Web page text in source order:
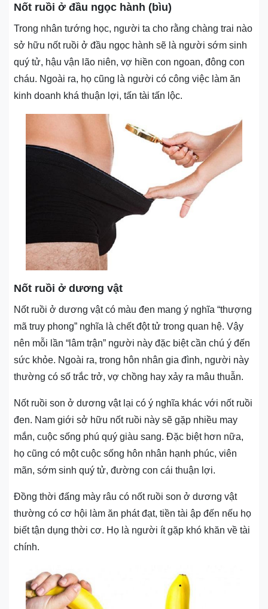
Nốt ruồi ở đầu ngọc hành (bìu)
Trong nhân tướng học, người ta cho rằng chàng trai nào
sở hữu nốt ruồi ở đầu ngọc hành sẽ là người sớm sinh
quý tử, hậu vận lão niên, vợ hiền con ngoan, đông con
cháu. Ngoài ra, họ cũng là người có công việc làm ăn
kinh doanh khá thuận lợi, tấn tài tấn lộc.
Nốt ruồi ở dương vật
Nốt ruồi ở dương vật có màu đen mang ý nghĩa “thượng
mã truy phong” nghĩa là chết đột tử trong quan hệ. Vậy
nên mỗi lần “lâm trận” người này đặc biệt cần chú ý đến
sức khỏe. Ngoài ra, trong hôn nhân gia đình, người này
thường có số trắc trở, vợ chồng hay xảy ra mâu thuẫn.
Nốt ruồi son ở dương vật lại có ý nghĩa khác với nốt ruồi
đen. Nam giới sở hữu nốt ruồi này sẽ gặp nhiều may
mắn, cuộc sống phú quý giàu sang. Đặc biệt hơn nữa,
họ cũng có một cuộc sống hôn nhân hạnh phúc, viên
mãn, sớm sinh quý tử, đường con cái thuận lợi.
Đồng thời đấng mày râu có nốt ruồi son ở dương vật
thường có cơ hội làm ăn phát đạt, tiền tài ập đến nếu họ
biết tận dụng thời cơ. Họ là người ít gặp khó khăn về tài
chính.